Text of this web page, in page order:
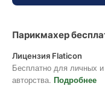
Парикмахер
Лицензия Flaticon
Бесплатно для личных
авторства. Подробнее